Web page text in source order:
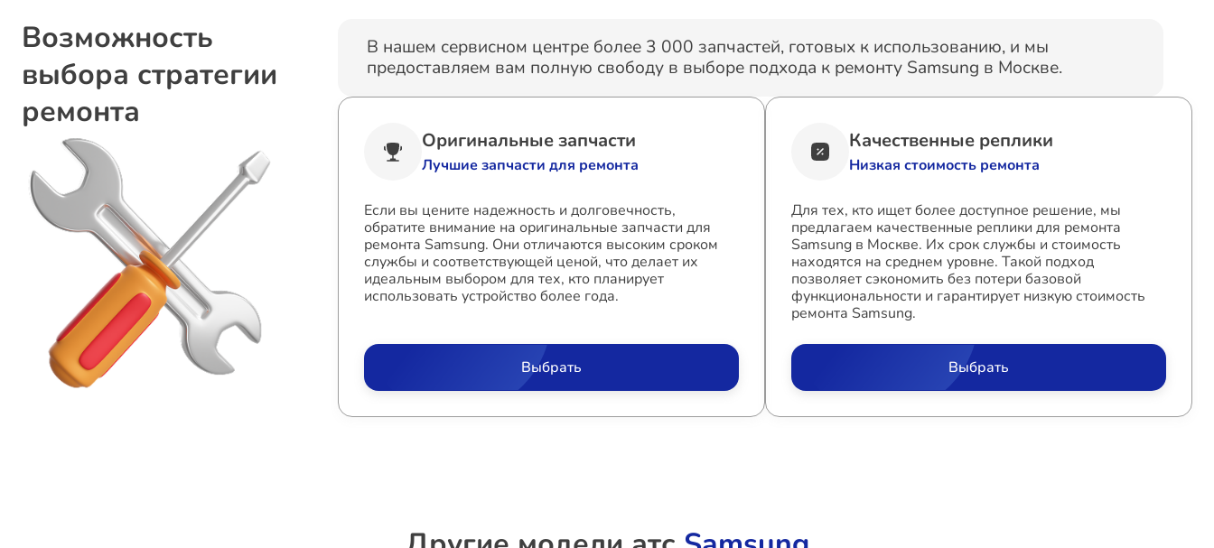
Возможность
выбора стратегии
ремонта
В нашем сервисном центре более 3 000 запчастей, готовых к использованию, и мы
предоставляем вам полную свободу в выборе подхода к ремонту Samsung в Москве.
Оригинальные запчасти
Лучшие запчасти для ремонта
Если вы цените надежность и долговечность,
обратите внимание на оригинальные запчасти для
ремонта Samsung. Они отличаются высоким сроком
службы и соответствующей ценой, что делает их
идеальным выбором для тех, кто планирует
использовать устройство более года.
Выбрать
Качественные реплики
Низкая стоимость ремонта
Для тех, кто ищет более доступное решение, мы
предлагаем качественные реплики для ремонта
Samsung в Москве. Их срок службы и стоимость
находятся на среднем уровне. Такой подход
позволяет сэкономить без потери базовой
функциональности и гарантирует низкую стоимость
ремонта Samsung.
Выбрать